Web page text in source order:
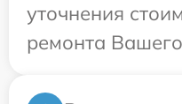
уточнения
ремонта